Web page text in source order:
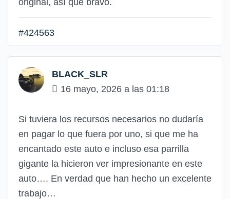
#424563
BLACK_SLR
16 mayo, 2026 a las 01:18
Si tuviera los recursos necesarios no dudaría
en pagar lo que fuera por uno, si que me ha
encantado este auto e incluso esa parrilla
gigante la hicieron ver impresionante en este
auto…. En verdad que han hecho un excelente
trabajo…